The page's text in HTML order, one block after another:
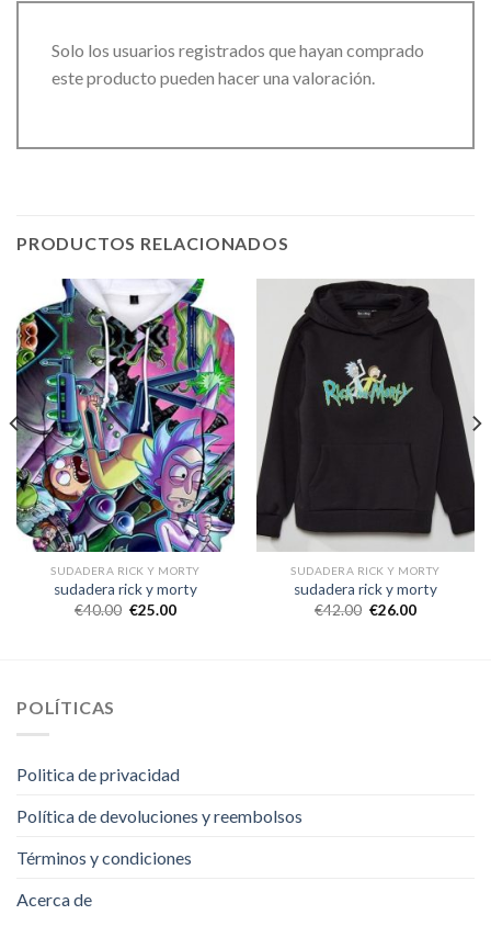
Solo los usuarios registrados que hayan comprado
este producto pueden hacer una valoración.
PRODUCTOS RELACIONADOS
SUDADERA RICK Y MORTY
sudadera rick y morty
€40.00 €25.00
SUDADERA RICK Y MORTY
sudadera rick y morty
€42.00 €26.00
POLÍTICAS
Politica de privacidad
Política de devoluciones y reembolsos
Términos y condiciones
Acerca de